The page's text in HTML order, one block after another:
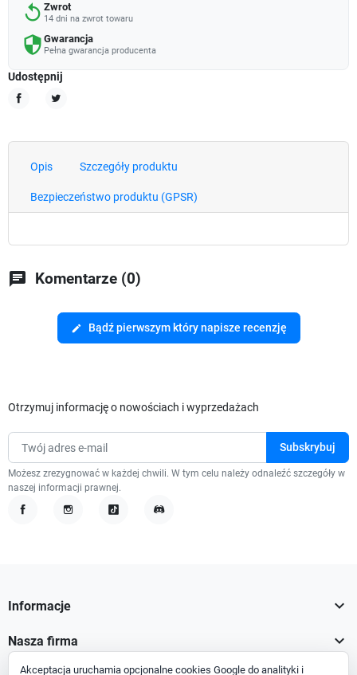
replay Zwrot
14 dni na zwrot towaru
security Gwarancja
Pełna gwarancja producenta
Udostępnij
Opis Szczegóły produktu
Bezpieczeństwo produktu (GPSR)
chat Komentarze (0)
edit Bądź pierwszym który napisze recenzję
Otrzymuj informację o nowościach i wyprzedażach
Możesz zrezygnować w każdej chwili. W tym celu należy odnaleźć szczegóły w
naszej informacji prawnej.
Informacje 
Nasza firma 
Akceptacja uruchamia opcjonalne cookies Google do analityki i